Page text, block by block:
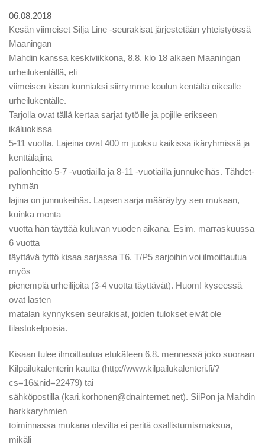
06.08.2018
Kesän viimeiset Silja Line -seurakisat järjestetään yhteistyössä
Maaningan
Mahdin kanssa keskiviikkona, 8.8. klo 18 alkaen Maaningan
urheilukentällä, eli
viimeisen kisan kunniaksi siirrymme koulun kentältä oikealle
urheilukentälle.
Tarjolla ovat tällä kertaa sarjat tytöille ja pojille erikseen
ikäluokissa
5-11 vuotta. Lajeina ovat 400 m juoksu kaikissa ikäryhmissä ja
kenttälajina
pallonheitto 5-7 -vuotiailla ja 8-11 -vuotiailla junnukeihäs. Tähdet-
ryhmän
lajina on junnukeihäs. Lapsen sarja määräytyy sen mukaan,
kuinka monta
vuotta hän täyttää kuluvan vuoden aikana. Esim. marraskuussa
6 vuotta
täyttävä tyttö kisaa sarjassa T6. T/P5 sarjoihin voi ilmoittautua
myös
pienempiä urheilijoita (3-4 vuotta täyttävät). Huom! kyseessä
ovat lasten
matalan kynnyksen seurakisat, joiden tulokset eivät ole
tilastokelpoisia.
Kisaan tulee ilmoittautua etukäteen 6.8. mennessä joko suoraan
Kilpailukalenterin kautta (http://www.kilpailukalenteri.fi/?
cs=16&nid=22479) tai
sähköpostilla (kari.korhonen@dnainternet.net). SiiPon ja Mahdin
harkkaryhmien
toiminnassa mukana olevilta ei peritä osallistumismaksua,
mikäli